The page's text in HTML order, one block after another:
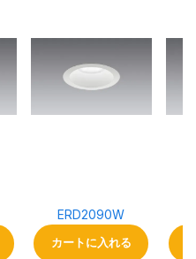
ERD2090W
カートに入れる